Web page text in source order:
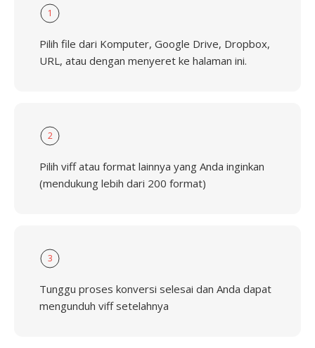
1
Pilih file dari Komputer, Google Drive, Dropbox,
URL, atau dengan menyeret ke halaman ini.
2
Pilih viff atau format lainnya yang Anda inginkan
(mendukung lebih dari 200 format)
3
Tunggu proses konversi selesai dan Anda dapat
mengunduh viff setelahnya